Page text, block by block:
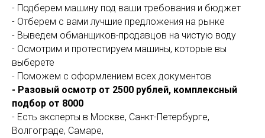
- Подберем машину под ваши требования и бюджет
- Отберем с вами лучшие предложения на рынке
- Выведем обманщиков-продавцов на чистую воду
- Осмотрим и протестируем машины, которые вы
выберете
- Поможем с оформлением всех документов
- Разовый осмотр от 2500 рублей, комплексный
подбор от 8000
- Есть эксперты в Москве, Санкт-Петербурге,
Волгограде, Самаре,